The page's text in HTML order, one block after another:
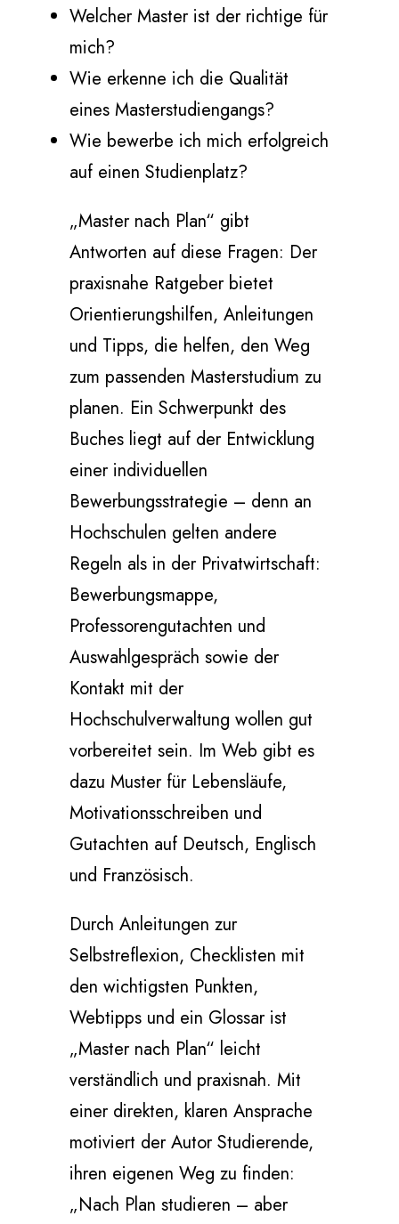
Welcher Master ist der richtige für
mich?
Wie erkenne ich die Qualität
eines Masterstudiengangs?
Wie bewerbe ich mich erfolgreich
auf einen Studienplatz?
„Master nach Plan“ gibt
Antworten auf diese Fragen: Der
praxisnahe Ratgeber bietet
Orientierungshilfen, Anleitungen
und Tipps, die helfen, den Weg
zum passenden Masterstudium zu
planen. Ein Schwerpunkt des
Buches liegt auf der Entwicklung
einer individuellen
Bewerbungsstrategie – denn an
Hochschulen gelten andere
Regeln als in der Privatwirtschaft:
Bewerbungsmappe,
Professorengutachten und
Auswahlgespräch sowie der
Kontakt mit der
Hochschulverwaltung wollen gut
vorbereitet sein. Im Web gibt es
dazu Muster für Lebensläufe,
Motivationsschreiben und
Gutachten auf Deutsch, Englisch
und Französisch.
Durch Anleitungen zur
Selbstreflexion, Checklisten mit
den wichtigsten Punkten,
Webtipps und ein Glossar ist
„Master nach Plan“ leicht
verständlich und praxisnah. Mit
einer direkten, klaren Ansprache
motiviert der Autor Studierende,
ihren eigenen Weg zu finden:
„Nach Plan studieren – aber